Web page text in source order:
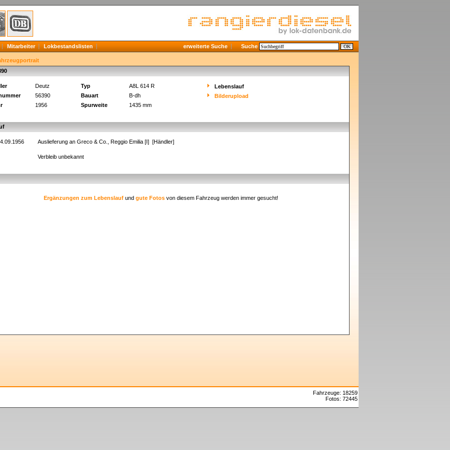
Mitarbeiter Lokbestandslisten erweiterte Suche Suche
Deutz Typ A8L 614 R
Lebenslauf
56390 Bauart B-dh
Bilderupload
1956 Spurweite 1435 mm
Auslieferung an Greco & Co., Reggio Emilia [I] [Händler]
Verbleib unbekannt
Ergänzungen zum Lebenslaufund gute Fotosvon diesem Fahrzeug werden immer gesucht!
Fahrzeuge: 18259
Fotos: 72445